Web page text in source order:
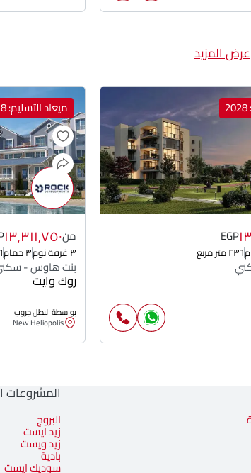
عرض المزيد
EGP
٢٣٦ متر مربع
ميعاد التسليم: 2028
من١٣٬٣١١٬٧٥٠
٣ غرفة نوم ٣ حمام
بنت هاوس -
روك وايت
بواسطة البطل جروب
New Heliopolis
المشروعات
البروج
زيد ايست
زيد ويست
بادية
سوديك ايست